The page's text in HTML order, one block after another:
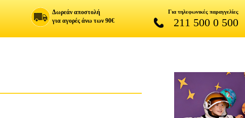
Δωρεάν αποστολή
για αγορές άνω των 90€
Για τηλεφωνικές παραγγελίες
211 500 0 500